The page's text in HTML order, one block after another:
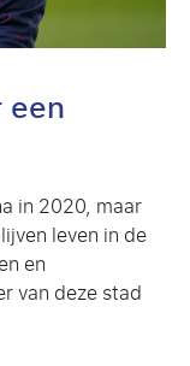
in 2020, maar
leven in de
en
van deze stad